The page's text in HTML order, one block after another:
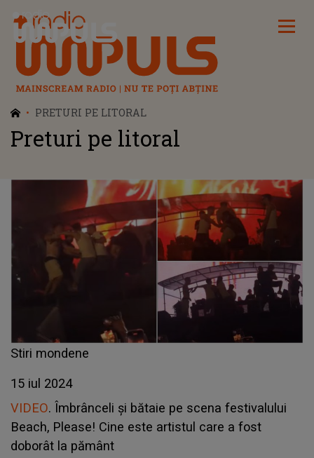
Radio Impuls
PRETURI PE LITORAL
Preturi pe litoral
Stiri mondene
15 iul 2024
VIDEO. Îmbrânceli și bătaie pe scena festivalului
Beach, Please! Cine este artistul care a fost
doborât la pământ